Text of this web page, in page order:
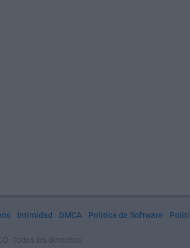
Intimidad DMCA Política de Software
Todos los derechos